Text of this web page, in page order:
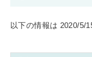
以下の情報は 2020/5/